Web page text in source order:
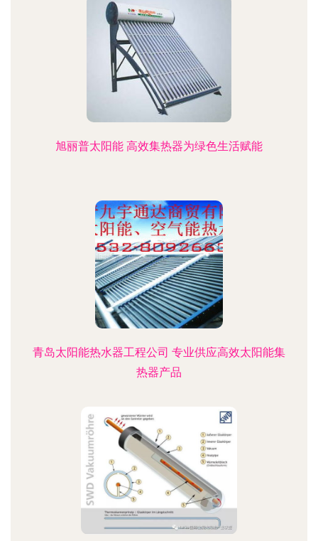
旭丽普太阳能 高效集热器为绿色生活赋能
青岛太阳能热水器工程公司 专业供应高效太阳能集
热器产品